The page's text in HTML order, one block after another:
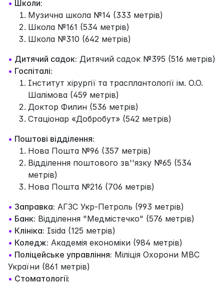
• Школи:
Музична школа №14 (333 метрів)
Школа №161 (534 метрів)
Школа №310 (642 метрів)
• Дитячий садок: Дитячий садок №395 (516 метрів)
• Госпіталі:
Інститут хірургії та трасплантології ім. О.О.
Шалімова (459 метрів)
Доктор Филин (536 метрів)
Стаціонар «Добробут» (542 метрів)
• Поштові відділення:
Нова Пошта №96 (357 метрів)
Відділення поштового зв''язку №65 (534
метрів)
Нова Пошта №216 (706 метрів)
• Заправка: АГЗС Укр-Петроль (993 метрів)
• Банк: Відділення "Медмістечко" (576 метрів)
• Клініка: Isida (125 метрів)
• Коледж: Академія економіки (984 метрів)
• Поліцейське управління: Міліція Охорони МВС
України (861 метрів)
• Стоматології: